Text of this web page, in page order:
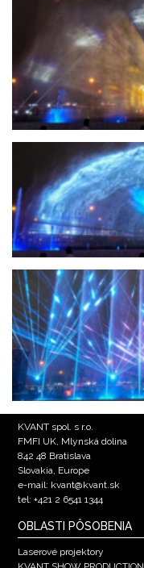
KVANT spol. s r.o.
FMFI UK, Mlynská dolina
842 48 Bratislava
Slovakia, Europe
e-mail: kvant@kvant.sk
tel: +421 2 6541 1344
OBLASTI PÔSOBENIA
Laserové projektory